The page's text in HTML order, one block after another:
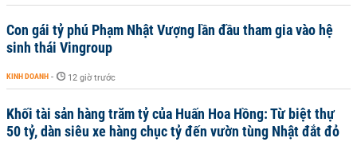
Con gái tỷ phú Phạm Nhật Vượng lần đầu tham gia vào hệ
sinh thái Vingroup
KINH DOANH - 12 giờ trước
Khối tài sản hàng trăm tỷ của Huấn Hoa Hồng: Từ biệt thự
50 tỷ, dàn siêu xe hàng chục tỷ đến vườn tùng Nhật đắt đỏ